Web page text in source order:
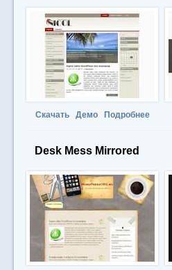
Скачать Демо Подробнее
Desk Mess Mirrored